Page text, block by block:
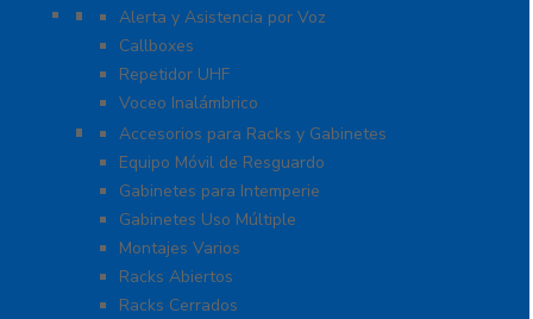
Soluciones RITRON
Alerta y Asistencia por Voz
Callboxes
Repetidor UHF
Voceo Inalámbrico
Racks y Gabinetes
Accesorios para Racks y Gabinetes
Equipo Móvil de Resguardo
Gabinetes para Intemperie
Gabinetes Uso Múltiple
Montajes Varios
Racks Abiertos
Racks Cerrados